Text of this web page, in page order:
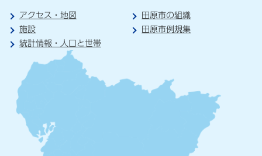
アクセス・地図
田原市の組織
施設
田原市例規集
統計情報・人口と世帯